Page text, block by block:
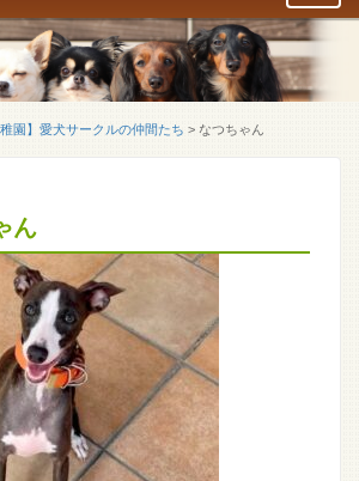
稚園】愛犬サークルの仲間たち > なつちゃん
ん